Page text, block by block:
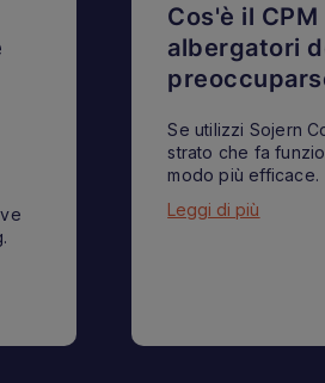
Cos'è il
albergatori
Se utilizzi Sojern
strato che fa
modo più efficace.
Leggi di più